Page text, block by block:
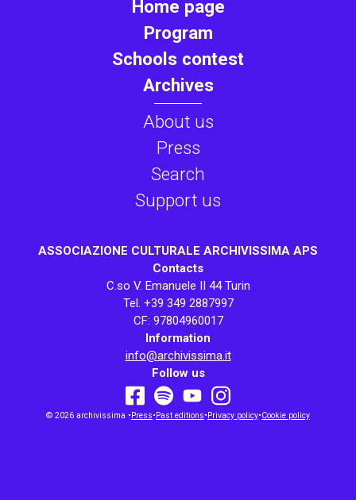
Home page
Program
Schools contest
Archives
About us
Press
Search
Support us
ASSOCIAZIONE CULTURALE ARCHIVISSIMA APS
Contacts
C.so V. Emanuele II 44 Turin
Tel. +39 349 2887997
CF: 97804960017
Information
info@archivissima.it
Follow us
facebookspotifyyoutubeinstagram
© 2026 archivissima •Press•Past editions•Privacy policy•Cookie policy